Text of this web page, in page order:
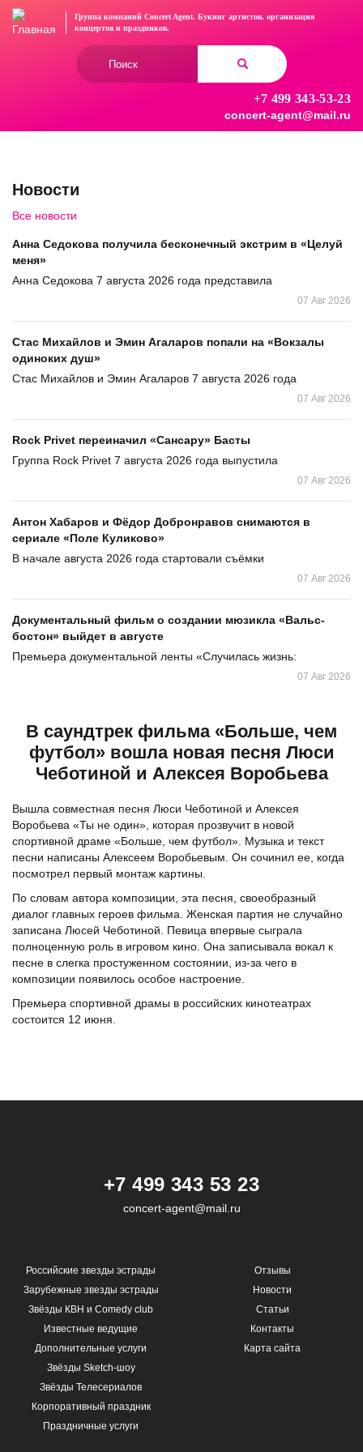
Перейти
Группа компаний Concert Agent. Букинг артистов, организация
концертови праздников.
+7 499 343-53-23
concert-agent@mail.ru
Новости
Все новости
Анна Седокова получила бесконечный экстрим в «Целуй
меня»
Анна Седокова 7 августа 2026 года представила
07 Авг 2026
Стас Михайлов и Эмин Агаларов попали на «Вокзалы
одиноких душ»
Стас Михайлов и Эмин Агаларов 7 августа 2026 года
07 Авг 2026
Rock Privet переиначил «Сансару» Басты
Группа Rock Privet 7 августа 2026 года выпустила
07 Авг 2026
Антон Хабаров и Фёдор Добронравов снимаются в
сериале «Поле Куликово»
В начале августа 2026 года стартовали съёмки
07 Авг 2026
Документальный фильм о создании мюзикла «Вальс-
бостон» выйдет в августе
Премьера документальной ленты «Случилась жизнь:
07 Авг 2026
В саундтрек фильма «Больше, чем
футбол» вошла новая песня Люси
Чеботиной и Алексея Воробьева
Вышла совместная песня Люси Чеботиной и Алексея
Воробьева «Ты не один», которая прозвучит в новой
спортивной драме «Больше, чем футбол». Музыка и текст
песни написаны Алексеем Воробьевым. Он сочинил ее, когда
посмотрел первый монтаж картины.
По словам автора композиции, эта песня, своеобразный
диалог главных героев фильма. Женская партия не случайно
записана Люсей Чеботиной. Певица впервые сыграла
полноценную роль в игровом кино. Она записывала вокал к
песне в слегка простуженном состоянии, из-за чего в
композиции появилось особое настроение.
Премьера спортивной драмы в российских кинотеатрах
состоится 12 июня.
+7 499 343 53 23
concert-agent@mail.ru
Российские звезды эстрады
Зарубежные звезды эстрады
Звёзды КВН и Comedy club
Известные ведущие
Дополнительные услуги
Звёзды Sketch-шоу
Звёзды Телесериалов
Корпоративный праздник
Праздничные услуги
Отзывы
Новости
Статьи
Контакты
Карта сайта